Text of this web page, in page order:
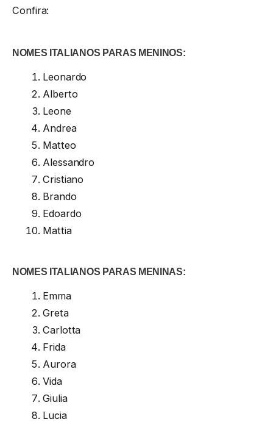
Confira:
NOMES ITALIANOS PARAS MENINOS:
Leonardo
Alberto
Leone
Andrea
Matteo
Alessandro
Cristiano
Brando
Edoardo
Mattia
NOMES ITALIANOS PARAS MENINAS:
Emma
Greta
Carlotta
Frida
Aurora
Vida
Giulia
Lucia